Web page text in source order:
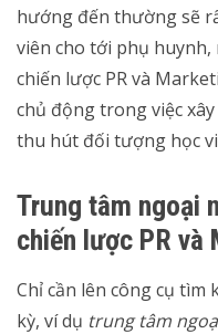
hướng đến thường sẽ
viên cho tới phụ
chiến lược PR và
chủ động trong việc
thu hút đối tượng học
Trung tâm ngoại
chiến lược PR và
Chỉ cần lên công cụ
kỳ, ví dụ trung tâm